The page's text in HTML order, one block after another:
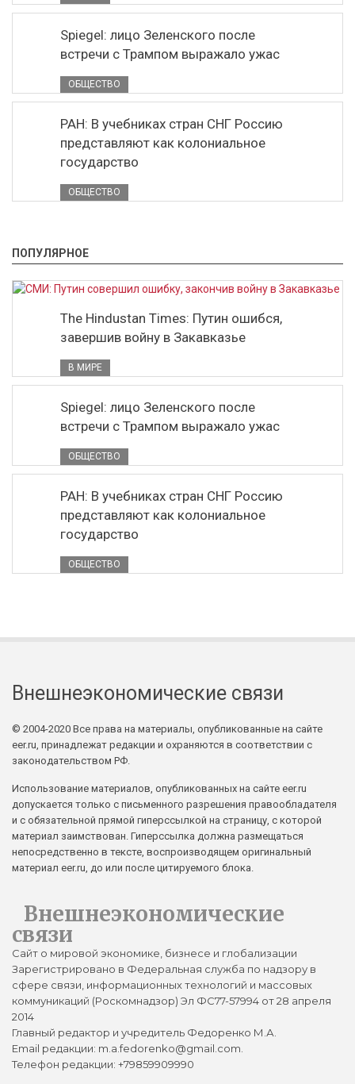
Spiegel: лицо Зеленского после
встречи с Трампом выражало ужас
ОБЩЕСТВО
РАН: В учебниках стран СНГ Россию
представляют как колониальное
государство
ОБЩЕСТВО
ПОПУЛЯРНОЕ
The Hindustan Times: Путин ошибся,
завершив войну в Закавказье
В МИРЕ
Spiegel: лицо Зеленского после
встречи с Трампом выражало ужас
ОБЩЕСТВО
РАН: В учебниках стран СНГ Россию
представляют как колониальное
государство
ОБЩЕСТВО
Внешнеэкономические связи
© 2004-2020 Все права на материалы, опубликованные на сайте
eer.ru, принадлежат редакции и охраняются в соответствии с
законодательством РФ.
Использование материалов, опубликованных на сайте eer.ru
допускается только с письменного разрешения правообладателя
и с обязательной прямой гиперссылкой на страницу, с которой
материал заимствован. Гиперссылка должна размещаться
непосредственно в тексте, воспроизводящем оригинальный
материал eer.ru, до или после цитируемого блока.
Внешнеэкономические
связи
Сайт о мировой экономике, бизнесе и глобализации
Зарегистрировано в Федеральная служба по надзору в
сфере связи, информационных технологий и массовых
коммуникаций (Роскомнадзор) Эл ФС77-57994 от 28 апреля
2014
Главный редактор и учредитель Федоренко М.А.
Email редакции: m.a.fedorenko@gmail.com.
Телефон редакции: +79859909990